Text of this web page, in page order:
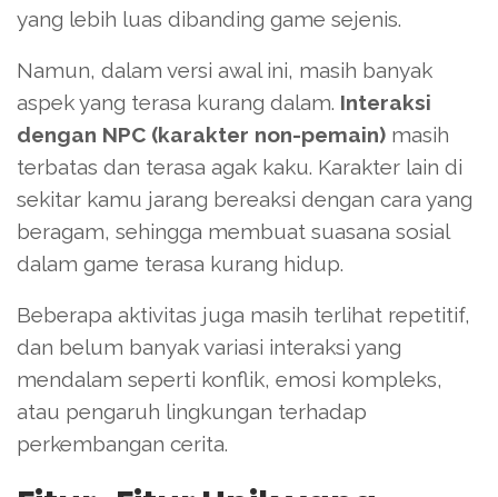
yang lebih luas dibanding game sejenis.
Namun, dalam versi awal ini, masih banyak
aspek yang terasa kurang dalam. Interaksi
dengan NPC (karakter non-pemain) masih
terbatas dan terasa agak kaku. Karakter lain di
sekitar kamu jarang bereaksi dengan cara yang
beragam, sehingga membuat suasana sosial
dalam game terasa kurang hidup.
Beberapa aktivitas juga masih terlihat repetitif,
dan belum banyak variasi interaksi yang
mendalam seperti konflik, emosi kompleks,
atau pengaruh lingkungan terhadap
perkembangan cerita.